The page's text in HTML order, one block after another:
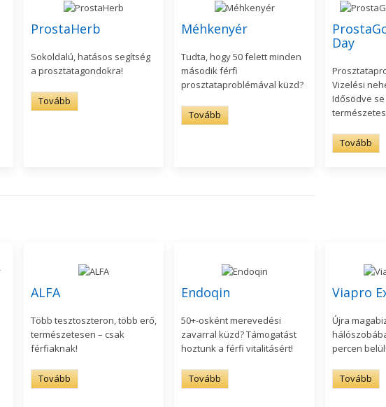
ProstaHerb
Sokoldalú, hatásos segítség
a prosztatagondokra!
Tovább
Méhkenyér
Tudta, hogy 50 felett minden
második férfi
prosztataproblémával küzd?
Tovább
Day
Vizelési
Idősödve
Tovább
ALFA
Több tesztoszteron, több erő,
természetesen – csak
férfiaknak!
Tovább
Endoqin
50+-osként merevedési
zavarral küzd? Támogatást
hoztunk a férfi vitalitásért!
Tovább
Viapro
Újra
percen
Tovább